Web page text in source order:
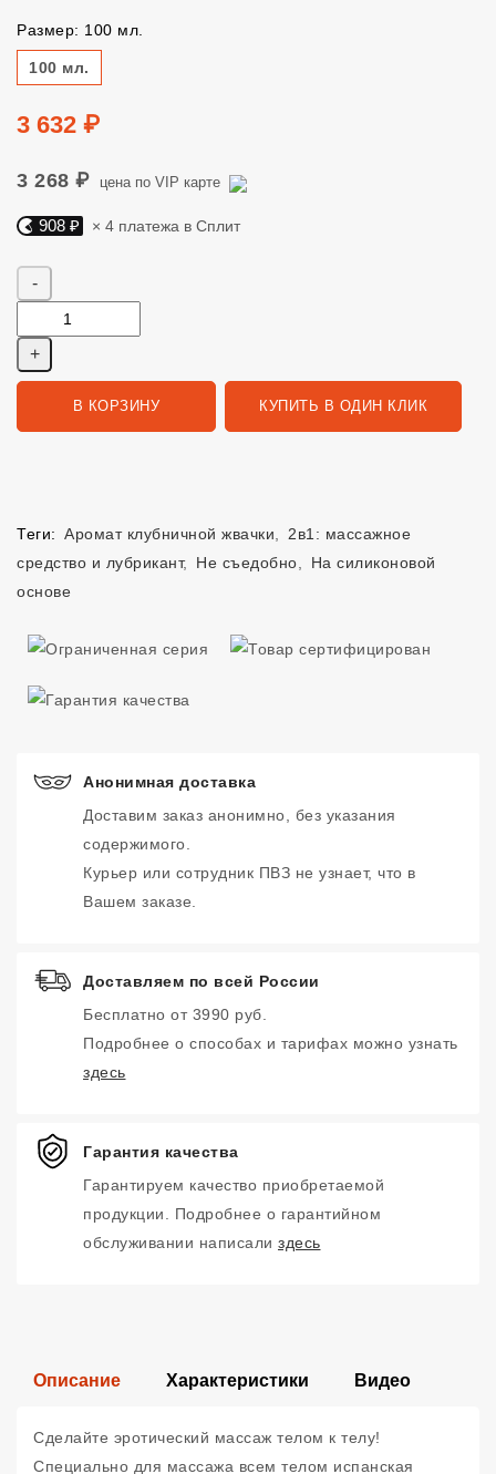
Размер: 100 мл.
Размер
100 мл.
Цена
3 632 ₽
3 268 ₽ цена по VIP карте
Яндекс Сплит. 908 руб, 4 платежа в Сплит
908 ₽ × 4 платежа в Сплит
В КОРЗИНУ КУПИТЬ В ОДИН КЛИК
Теги: Аромат клубничной жвачки
2в1: массажное
средство и лубрикант, Не съедобно
На силиконовой
основе
Анонимная доставка
Доставим заказ анонимно, без указания
содержимого.
Курьер или сотрудник ПВЗ не узнает, что в
Вашем заказе.
Доставляем по всей России
Бесплатно от 3990 руб.
Подробнее о способах и тарифах можно узнать
здесь
Гарантия качества
Гарантируем качество приобретаемой
продукции. Подробнее о гарантийном
обслуживании написали здесь
Описание Характеристики Видео
Сделайте эротический массаж телом к телу!
Специально для массажа всем телом испанская